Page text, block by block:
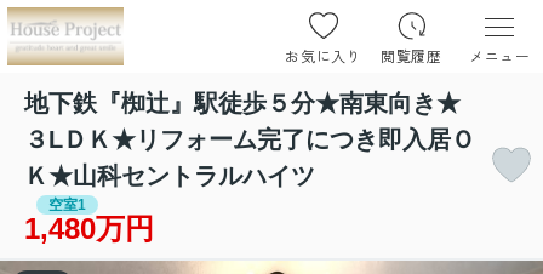
お気に入り 閲覧履歴 メニュー
地下鉄『椥辻』駅徒歩５分★南東向き★
３LＤＫ★リフォーム完了につき即入居Ｏ
Ｋ★山科セントラルハイツ
空室1
1,480万円